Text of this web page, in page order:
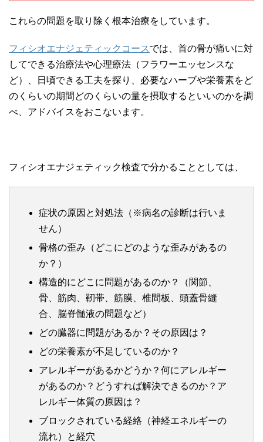
これらの問題を取り除く根本治療をしています。
フィシオエナジェティックコース では、首の骨が痛いに対
してできる治療法や心理療法（フラワーエッセンスな
ど）、日頃できる工夫を探り、必要なハーブや栄養素をど
のくらいの期間どのくらいの量を摂取するといいのかを調
べ、アドバイスをおこないます。
フィシオエナジェティック検査で分かることとしては、
症状の原因と対処法（※病名の診断は行いま
せん）
骨格の歪み（どこにどのような歪みがあるの
か？）
構造的にどこに問題があるのか？（関節、
骨、筋肉、靭帯、筋膜、椎間板、頭蓋骨縫
合、脳脊髄液の問題など）
どの臓器に問題があるか？その原因は？
どの栄養素が不足しているのか？
アレルギーがあるかどうか？何にアレルギー
があるのか？どうすれば解決できるのか？ア
レルギー体質の原因は？
ブロックされている経絡（神経エネルギーの
流れ）と経穴